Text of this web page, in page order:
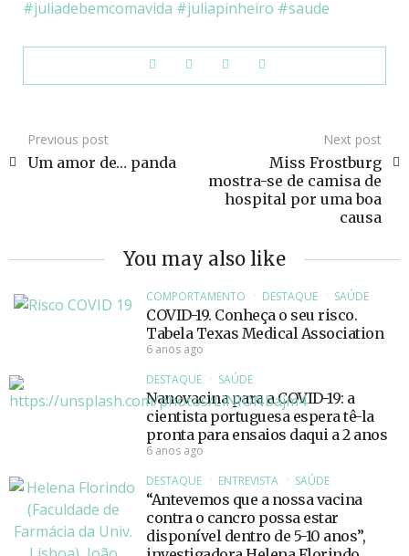
juliadebemcomavida
juliapinheiro saude
Previous post
Um amor de… panda
Next post
Miss Frostburg
mostra-se de camisa de
hospital por uma boa
causa
You may also like
COMPORTAMENTO DESTAQUE SAÚDE
COVID-19. Conheça o seu risco.
Tabela Texas Medical Association
6 anos ago
DESTAQUE
SAÚDE
Nanovacina para a COVID-19: a
cientista portuguesa espera tê-la
pronta para ensaios daqui a 2 anos
6 anos ago
DESTAQUE
ENTREVISTA SAÚDE
“Antevemos que a nossa vacina
contra o cancro possa estar
disponível dentro de 5-10 anos”,